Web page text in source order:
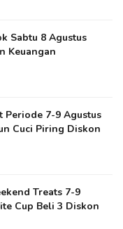
Sabtu 8 Agustus
Keuangan
Periode 7-9 Agustus
Cuci Piring Diskon
Treats 7-9
Cup Beli 3 Diskon